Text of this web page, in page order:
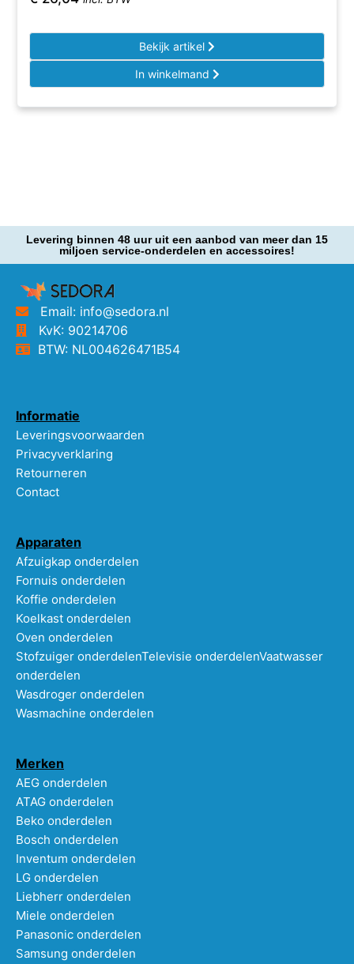
Bekijk artikel
In winkelmand
Levering binnen 48 uur uit een aanbod van meer dan 15
miljoen service-onderdelen en accessoires!
Email: info@sedora.nl
KvK: 90214706
BTW: NL004626471B54
Informatie
Leveringsvoorwaarden
Privacyverklaring
Retourneren
Contact
Apparaten
Afzuigkap onderdelen
Fornuis onderdelen
Koffie onderdelen
Koelkast onderdelen
Oven onderdelen
Stofzuiger onderdelenTelevisie onderdelenVaatwasser
onderdelen
Wasdroger onderdelen
Wasmachine onderdelen
Merken
AEG onderdelen
ATAG onderdelen
Beko onderdelen
Bosch onderdelen
Inventum onderdelen
LG onderdelen
Liebherr onderdelen
Miele onderdelen
Panasonic onderdelen
Samsung onderdelen